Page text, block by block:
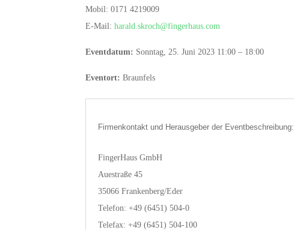
Mobil: 0171 4219009
E-Mail: harald.skroch@fingerhaus.com
Eventdatum: Sonntag, 25. Juni 2023 11:00 – 18:00
Eventort: Braunfels
Firmenkontakt und Herausgeber der Eventbeschreibung:
FingerHaus GmbH
Auestraße 45
35066 Frankenberg/Eder
Telefon: +49 (6451) 504-0
Telefax: +49 (6451) 504-100